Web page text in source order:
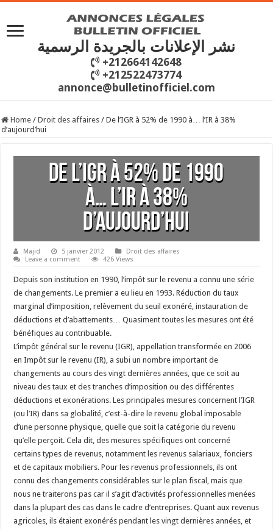
نشر الإعلانات بالجريدة الرسمية
+212664142648
+212522473774
annonce@bulletinofficiel.com
Home / Droit des affaires / De l’IGR à 52% de 1990 à… l’IR à 38%
d’aujourd’hui
De l’IGR à 52% de 1990
à… l’IR à 38%
d’aujourd’hui
Majid 5 janvier 2012
Droit des affaires
Leave a comment
426 Views
Depuis son institution en 1990, l’impôt sur le revenu a connu une série
de changements. Le premier a eu lieu en 1993. Réduction du taux
marginal d’imposition, relèvement du seuil exonéré, instauration de
déductions et d’abattements… Quasiment toutes les mesures ont été
bénéfiques au contribuable.
L’impôt général sur le revenu (IGR), appellation transformée en 2006
en Impôt sur le revenu (IR), a subi un nombre important de
changements au cours des vingt dernières années, que ce soit au
niveau des taux et des tranches d’imposition ou des différentes
déductions et exonérations. Les principales mesures concernent l’IGR
(ou l’IR) dans sa globalité, c’est-à-dire le revenu global imposable
d’une personne physique, quelle que soit la catégorie du revenu
qu’elle perçoit. Cela dit, des mesures spécifiques ont concerné
certains types de revenus, notamment les revenus salariaux, fonciers
et de capitaux mobiliers. Pour les revenus professionnels, ils ont
connu des changements considérables sur le plan fiscal, mais que
nous ne traiterons pas car il s’agit d’activités professionnelles menées
dans la plupart des cas dans le cadre d’entreprises. Quant aux revenus
agricoles, ils étaient exonérés pendant les vingt dernières années, et